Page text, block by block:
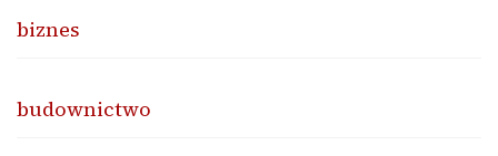
biznes
budownictwo